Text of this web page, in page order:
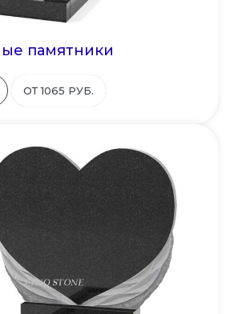
памятники
ОТ 1065 РУБ.